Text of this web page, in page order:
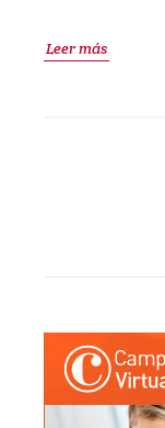
Leer más